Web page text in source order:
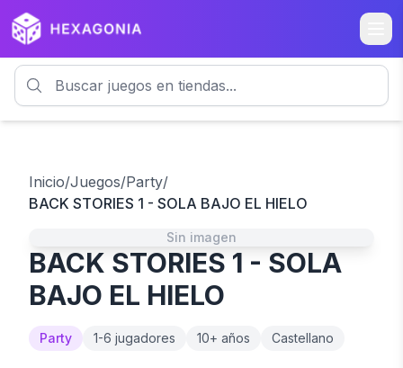
Inicio/Juegos/Party/
BACK STORIES 1 - SOLA BAJO EL HIELO
Sin imagen
BACK STORIES 1 - SOLA
BAJO EL HIELO
Party 1-6 jugadores 10+ años Castellano